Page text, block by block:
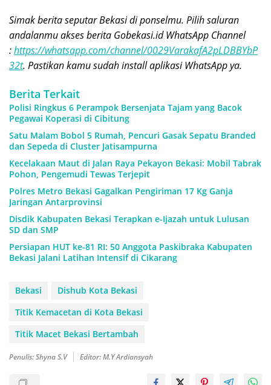
Simak berita seputar Bekasi di ponselmu. Pilih saluran
andalanmu akses berita Gobekasi.id WhatsApp Channel
:https://whatsapp.com/channel/0029VarakafA2pLDBBYbP
32t. Pastikan kamu sudah install aplikasi WhatsApp ya.
Berita Terkait
Polisi Ringkus 6 Perampok Bersenjata Tajam yang Bacok
Pegawai Koperasi di Cibitung
Satu Malam Bobol 5 Rumah, Pencuri Gasak Sepatu Branded
dan Sepeda di Cluster Jatisampurna
Kecelakaan Maut di Jalan Raya Pekayon Bekasi: Mobil Tabrak
Pohon, Pengemudi Tewas Terjepit
Polres Metro Bekasi Gagalkan Pengiriman 17 Kg Ganja
Jaringan Antarprovinsi
Disdik Kabupaten Bekasi Terapkan e-Ijazah untuk Lulusan
SD dan SMP
Persiapan HUT ke-81 RI: 50 Anggota Paskibraka Kabupaten
Bekasi Jalani Latihan Intensif di Cikarang
Bekasi
Dishub Kota Bekasi
Titik Kemacetan di Kota Bekasi
Titik Macet Bekasi Bertambah
Penulis: Shyna S.V Editor: M.Y Ardiansyah